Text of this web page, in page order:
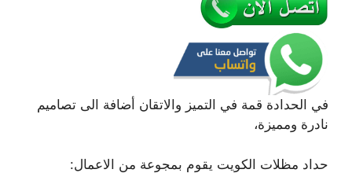
في الحدادة قمة في التميز والاتقان أضافة الى تصاميم
نادرة ومميزة،
حداد مظلات الكويت يقوم بمجوعة من الاعمال: